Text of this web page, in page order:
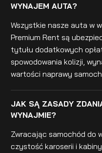
WYNAJEM AUTA?
Wszystkie nasze auta w
Premium Rent są
tytułu dodatkowych
spowodowania kolizji,
wartości naprawy
JAK SĄ ZASADY
WYNAJMIE?
Zwracając samochód do
czystość karoserii i